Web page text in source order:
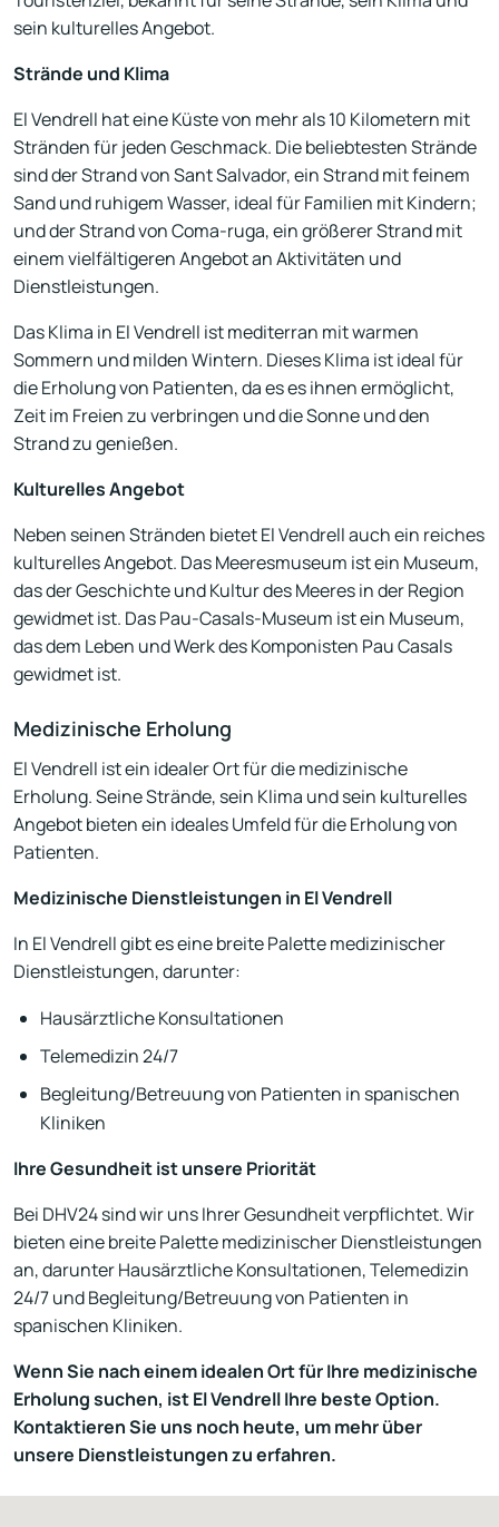
sein kulturelles Angebot.
Strände und Klima
El Vendrell hat eine Küste von mehr als 10 Kilometern mit
Stränden für jeden Geschmack. Die beliebtesten Strände
sind der Strand von Sant Salvador, ein Strand mit feinem
Sand und ruhigem Wasser, ideal für Familien mit Kindern;
und der Strand von Coma-ruga, ein größerer Strand mit
einem vielfältigeren Angebot an Aktivitäten und
Dienstleistungen.
Das Klima in El Vendrell ist mediterran mit warmen
Sommern und milden Wintern. Dieses Klima ist ideal für
die Erholung von Patienten, da es es ihnen ermöglicht,
Zeit im Freien zu verbringen und die Sonne und den
Strand zu genießen.
Kulturelles Angebot
Neben seinen Stränden bietet El Vendrell auch ein reiches
kulturelles Angebot. Das Meeresmuseum ist ein Museum,
das der Geschichte und Kultur des Meeres in der Region
gewidmet ist. Das Pau-Casals-Museum ist ein Museum,
das dem Leben und Werk des Komponisten Pau Casals
gewidmet ist.
Medizinische Erholung
El Vendrell ist ein idealer Ort für die medizinische
Erholung. Seine Strände, sein Klima und sein kulturelles
Angebot bieten ein ideales Umfeld für die Erholung von
Patienten.
Medizinische Dienstleistungen in El Vendrell
In El Vendrell gibt es eine breite Palette medizinischer
Dienstleistungen, darunter:
Hausärztliche Konsultationen
Telemedizin 24/7
Begleitung/Betreuung von Patienten in spanischen
Kliniken
Ihre Gesundheit ist unsere Priorität
Bei DHV24 sind wir uns Ihrer Gesundheit verpflichtet. Wir
bieten eine breite Palette medizinischer Dienstleistungen
an, darunter Hausärztliche Konsultationen, Telemedizin
24/7 und Begleitung/Betreuung von Patienten in
spanischen Kliniken.
Wenn Sie nach einem idealen Ort für Ihre medizinische
Erholung suchen, ist El Vendrell Ihre beste Option.
Kontaktieren Sie uns noch heute, um mehr über
unsere Dienstleistungen zu erfahren.